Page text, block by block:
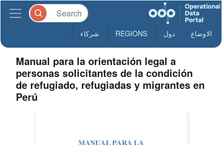
الاوضاع دول REGIONS شركاء
Manual para la orientación legal a
personas solicitantes de la condición
de refugiado, refugiadas y migrantes en
Perú